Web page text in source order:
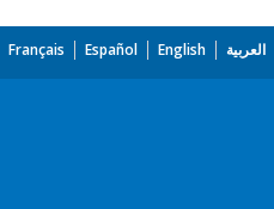
العربية English
Español
Français